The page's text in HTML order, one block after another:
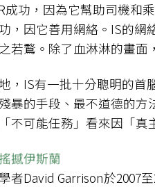
成功，因為它幫助司機和
，因它善用網絡。IS的網
若鶩。除了血淋淋的畫面
，IS有一批十分聰明的首
暴的手段、最不道德的
不可能任務」看來因「真
撼伊斯蘭
者David Garrison於2007